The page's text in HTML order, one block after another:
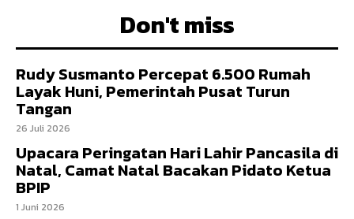
Don't miss
Rudy Susmanto Percepat 6.500 Rumah
Layak Huni, Pemerintah Pusat Turun
Tangan
26 Juli 2026
Upacara Peringatan Hari Lahir Pancasila di
Natal, Camat Natal Bacakan Pidato Ketua
BPIP
1 Juni 2026